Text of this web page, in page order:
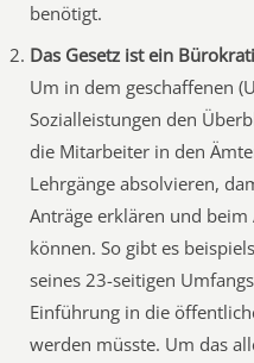
benötigt.
Das Gesetz ist ein
Um in dem geschaffenen
Sozialleistungen den
die Mitarbeiter in den
Lehrgänge absolvieren,
Anträge erklären und
können. So gibt es
seines 23-seitigen
Einführung in die
werden müsste. Um das